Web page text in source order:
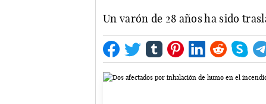
Un varón de 28 años ha sido